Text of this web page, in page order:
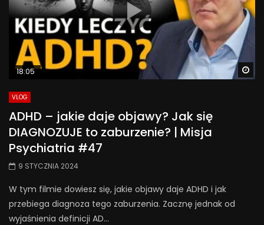
18:05
VLOG
ADHD – jakie daje objawy? Jak się
DIAGNOZUJE to zaburzenie? | Misja
Psychiatria #47
9 STYCZNIA 2024
W tym filmie dowiesz się, jakie objawy daje ADHD i jak
przebiega diagnoza tego zaburzenia. Zacznę jednak od
wyjaśnienia definicji AD...